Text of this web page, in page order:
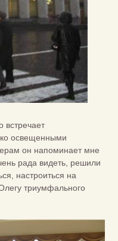
встречает
освещенными
он напоминает мне
рада видеть, решили
настроиться на
триумфального